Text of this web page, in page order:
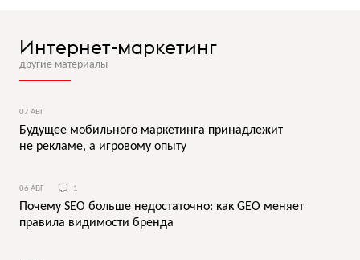
Интернет-маркетинг
другие материалы
07 АВГ
Будущее мобильного маркетинга принадлежит
не рекламе, а игровому опыту
06 АВГ 1
Почему SEO больше недостаточно: как GEO меняет
правила видимости бренда